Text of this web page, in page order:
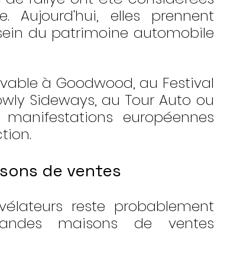
elles prennent
du patrimoine automobile
à Goodwood, au Festival
Sideways, au Tour Auto ou
européennes
de ventes
reste probablement
maisons de ventes